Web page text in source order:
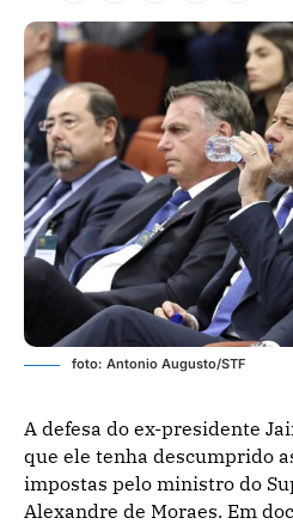
foto: Antonio Augusto/STF
A defesa do ex-presidente
que ele tenha descumprido
impostas pelo ministro do
Alexandre de Moraes. Em